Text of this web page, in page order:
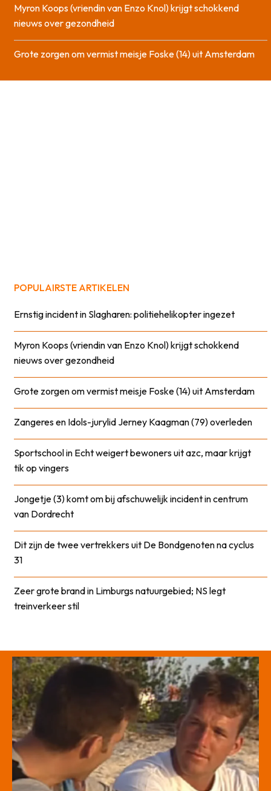
Myron Koops (vriendin van Enzo Knol) krijgt schokkend
nieuws over gezondheid
Grote zorgen om vermist meisje Foske (14) uit Amsterdam
POPULAIRSTE ARTIKELEN
Ernstig incident in Slagharen: politiehelikopter ingezet
Myron Koops (vriendin van Enzo Knol) krijgt schokkend
nieuws over gezondheid
Grote zorgen om vermist meisje Foske (14) uit Amsterdam
Zangeres en Idols-jurylid Jerney Kaagman (79) overleden
Sportschool in Echt weigert bewoners uit azc, maar krijgt
tik op vingers
Jongetje (3) komt om bij afschuwelijk incident in centrum
van Dordrecht
Dit zijn de twee vertrekkers uit De Bondgenoten na cyclus
31
Zeer grote brand in Limburgs natuurgebied; NS legt
treinverkeer stil